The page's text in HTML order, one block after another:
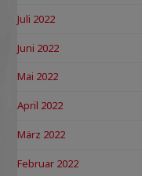
Juli 2022
Juni 2022
Mai 2022
April 2022
März 2022
Februar 2022